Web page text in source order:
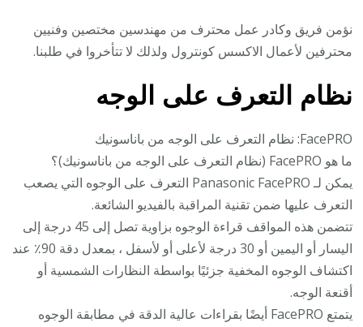
نؤمن فريق وكادر عمل محترف من مهندسين مختصين وفنيين
محترفين لأعمال الاكسس كونترول ولذلك لا تتأخروا في طلبنا.
نظام التعرف على الوجه
FacePRO: نظام التعرف على الوجه من باناسونيك
ما هو FacePRO (نظام التعرف على الوجه من باناسونيك)؟
يمكن لـ Panasonic FacePRO التعرف على الوجوه التي يصعب
التعرف عليها ضمن تقنية المراقبة بالفيديو الشائعة.
تتضمن هذه المواقف قراءة الوجوه بزاوية تصل إلى 45 درجة إلى
اليسار أو اليمين أو 30 درجة لأعلى أو لأسفل ، بمعدل دقة 90٪ عند
اكتشاف الوجوه المخفية جزئيًا بواسطة النظارات الشمسية أو
أقنعة الوجه.
يتمتع FacePRO أيضًا بقراءات عالية الدقة في مطابقة الوجوه